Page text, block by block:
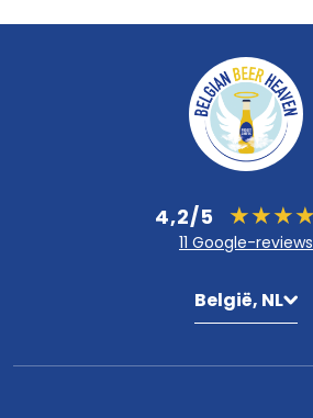
4,2/5
11 Google-reviews
België, NL